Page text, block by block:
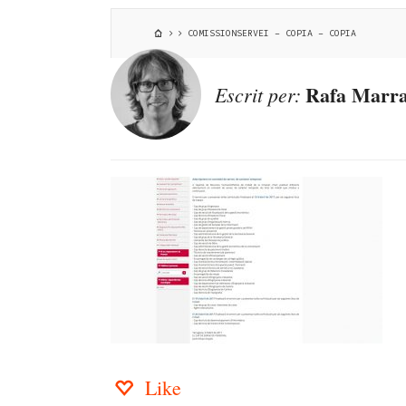
COMISSIONSERVEI – COPIA – COPIA
Escrit per: Rafa
Like